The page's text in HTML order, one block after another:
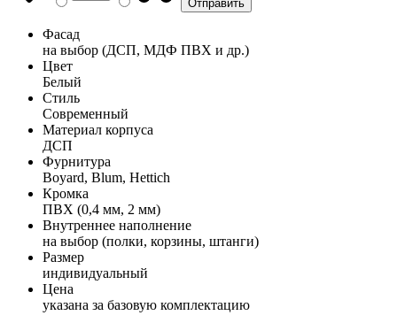
Фасад
на выбор (ДСП, МДФ ПВХ и др.)
Цвет
Белый
Стиль
Современный
Материал корпуса
ДСП
Фурнитура
Boyard, Blum, Hettich
Кромка
ПВХ (0,4 мм, 2 мм)
Внутреннее наполнение
на выбор (полки, корзины, штанги)
Размер
индивидуальный
Цена
указана за базовую комплектацию